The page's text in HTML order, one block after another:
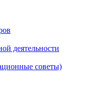
деятельности
советы)